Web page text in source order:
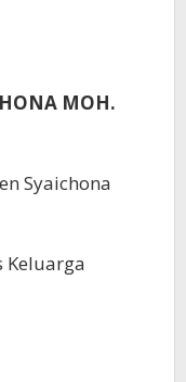
MOH.
Syaichona
Keluarga